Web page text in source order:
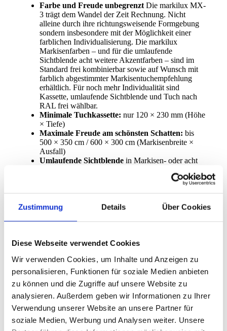
Zustimmung Details Über Cookies
Diese Webseite verwendet Cookies
Wir verwenden Cookies, um Inhalte und Anzeigen zu
personalisieren, Funktionen für soziale Medien anbieten
zu können und die Zugriffe auf unsere Website zu
analysieren. Außerdem geben wir Informationen zu Ihrer
Verwendung unserer Website an unsere Partner für
soziale Medien, Werbung und Analysen weiter. Unsere
Farbe und Freude unbegrenzt Die markilux MX-
3 trägt dem Wandel der Zeit Rechnung. Nicht
alleine durch ihre richtungsweisende Formgebung
sondern insbesondere mit der Möglichkeit einer
farblichen Individualisierung. Die markilux
Markisenfarben – und für die umlaufende
Sichtblende acht weitere Akzentfarben – sind im
Standard frei kombinierbar sowie auf Wunsch mit
farblich abgestimmter Markisentuchempfehlung
erhältlich. Für noch mehr Individualität sind
Kassette, umlaufende Sichtblende und Tuch nach
RAL frei wählbar.
Minimale Tuchkassette: nur 120 × 230 mm (Höhe
× Tiefe)
Maximale Freude am schönsten Schatten: bis
500 × 350 cm / 600 × 300 cm (Markisenbreite ×
Ausfall)
Umlaufende Sichtblende in Markisen- oder acht
unter der Kassette,
SchreibenSie uns eine Nachricht – wir sind gerne für
Sie da.